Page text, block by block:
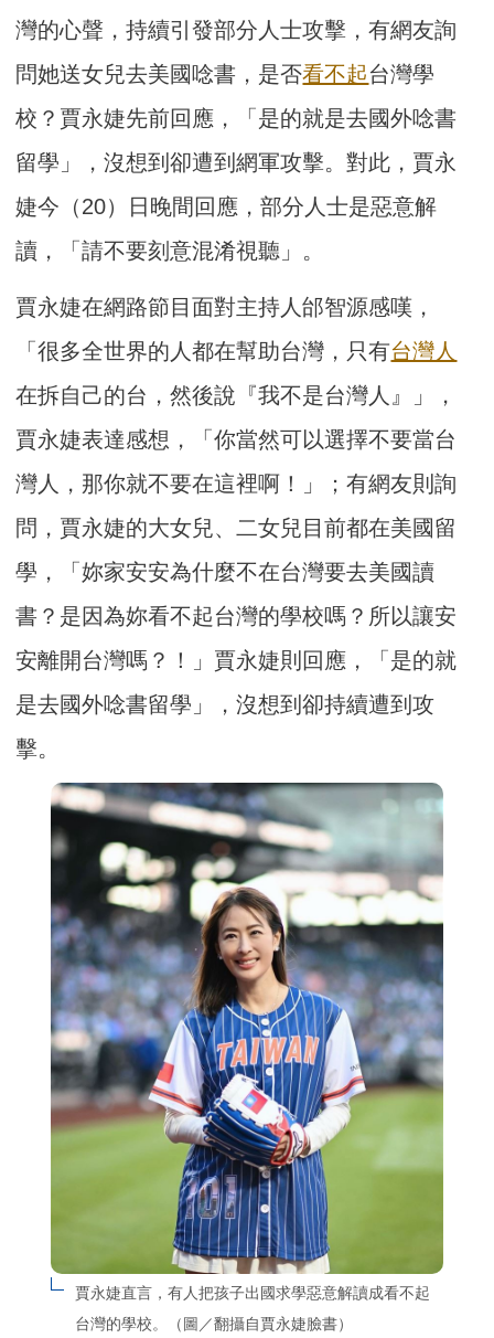
灣的心聲，持續引發部分人士攻擊，有網友詢
問她送女兒去美國唸書，是否看不起台灣學
校？賈永婕先前回應，「是的就是去國外唸書
留學」，沒想到卻遭到網軍攻擊。對此，賈永
婕今（20）日晚間回應，部分人士是惡意解
讀，「請不要刻意混淆視聽」。
賈永婕在網路節目面對主持人邰智源感嘆，
「很多全世界的人都在幫助台灣，只有台灣人
在拆自己的台，然後說『我不是台灣人』」，
賈永婕表達感想，「你當然可以選擇不要當台
灣人，那你就不要在這裡啊！」；有網友則詢
問，賈永婕的大女兒、二女兒目前都在美國留
學，「妳家安安為什麼不在台灣要去美國讀
書？是因為妳看不起台灣的學校嗎？所以讓安
安離開台灣嗎？！」賈永婕則回應，「是的就
是去國外唸書留學」，沒想到卻持續遭到攻
擊。
賈永婕直言，有人把孩子出國求學惡意解讀成看不起
台灣的學校。（圖／翻攝自賈永婕臉書）